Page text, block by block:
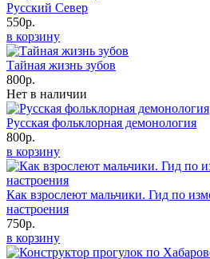
Русский Север
550р.
в корзину
Тайная жизнь зубов
800р.
Нет в наличии
Русская фольклорная демонология
800р.
в корзину
Как взрослеют мальчики. Гид по
настроения
750р.
в корзину